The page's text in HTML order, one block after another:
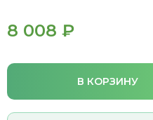
8 008 ₽
В КОРЗИНУ